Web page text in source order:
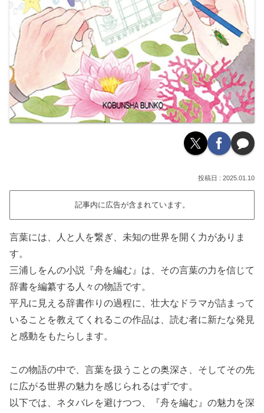
2025.01.10
記事内に広告が含まれています。
言葉には、人と人を繋ぎ、未知の世界を開く力がありま
す。
三浦しをんの小説『舟を編む』は、その言葉の力を信じて
辞書を編纂する人々の物語です。
平凡に見える辞書作りの過程に、壮大なドラマが詰まって
いることを教えてくれるこの作品は、読む者に新たな発見
と感動をもたらします。
この物語の中で、言葉を扱うことの奥深さ、そしてその先
に広がる世界の魅力を感じられるはずです。
以下では、ネタバレを避けつつ、『舟を編む』の魅力を深